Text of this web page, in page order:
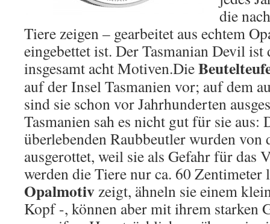
die
Tiere zeigen – gearbeitet aus echtem
eingebettet ist. Der Tasmanian Devil
insgesamt acht Motiven.Die
auf der Insel Tasmanien vor; auf dem
sind sie schon vor Jahrhunderten
Tasmanien sah es nicht gut für sie aus:
überlebenden Raubbeutler wurden von
ausgerottet, weil sie als Gefahr für das
werden die Tiere nur ca. 60 Zentimeter
Opalmotivzeigt, ähneln sie einem
Kopf -, können aber mit ihrem starken